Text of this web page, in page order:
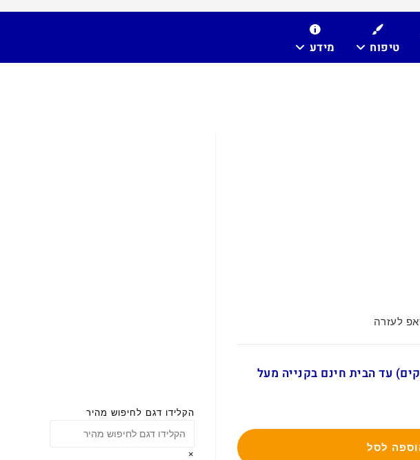
טיפוח מידע
לעזרה
(1-5 ימי עסקים) עד הבית חינם בקנייה מעל
לסל
הקלידו דגם לחיפוש מהיר
×